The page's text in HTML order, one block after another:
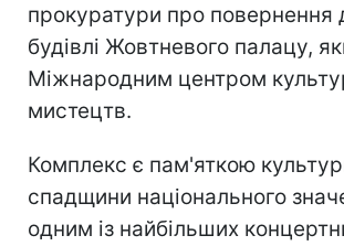
прокуратури про повернення
будівлі Жовтневого палацу,
Міжнародним центром
мистецтв.
Комплекс є пам'яткою
спадщини національного
одним із найбільших